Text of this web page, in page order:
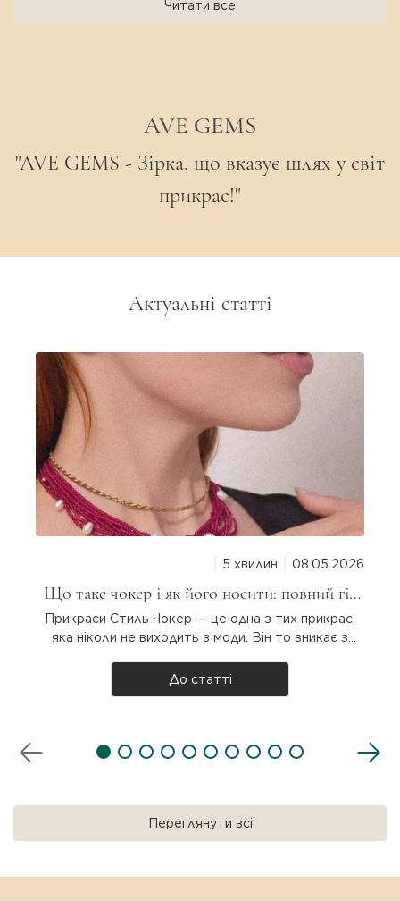
Читати все
AVE GEMS
"AVE GEMS - Зірка, що вказує шлях у світ
прикрас!"
Актуальні статті
5 хвилин 08.05.2026
Що таке чокер і як його носити: повний гід
для дівчат
Прикраси Стиль Чокер — це одна з тих прикрас,
яка ніколи не виходить з моди. Він то зникає з
таке чокер насправді, звідки він узявся і як
носити? Розбираємося разом! Що таке чокер?
До статті
Переглянути всі